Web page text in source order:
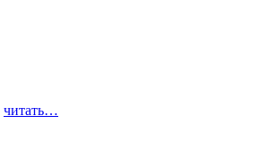
читать…